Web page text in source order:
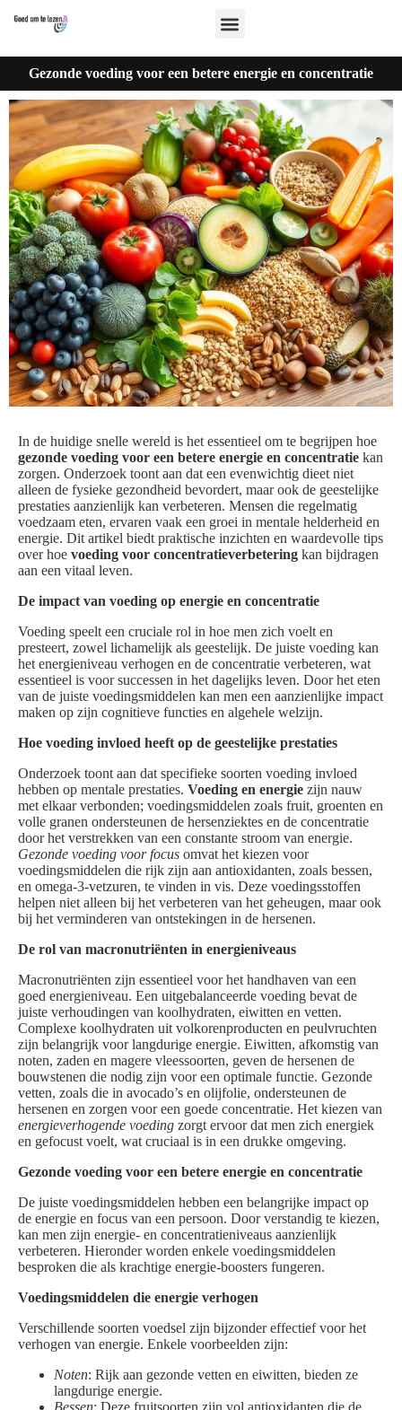
Gezonde voeding voor een betere energie en concentratie
In de huidige snelle wereld is het essentieel om te begrijpen hoe
gezonde voeding voor een betere energie en concentratie kan
zorgen. Onderzoek toont aan dat een evenwichtig dieet niet
alleen de fysieke gezondheid bevordert, maar ook de geestelijke
prestaties aanzienlijk kan verbeteren. Mensen die regelmatig
voedzaam eten, ervaren vaak een groei in mentale helderheid en
energie. Dit artikel biedt praktische inzichten en waardevolle tips
over hoe voeding voor concentratieverbetering kan bijdragen
aan een vitaal leven.
De impact van voeding op energie en concentratie
Voeding speelt een cruciale rol in hoe men zich voelt en
presteert, zowel lichamelijk als geestelijk. De juiste voeding kan
het energieniveau verhogen en de concentratie verbeteren, wat
essentieel is voor successen in het dagelijks leven. Door het eten
van de juiste voedingsmiddelen kan men een aanzienlijke impact
maken op zijn cognitieve functies en algehele welzijn.
Hoe voeding invloed heeft op de geestelijke prestaties
Onderzoek toont aan dat specifieke soorten voeding invloed
hebben op mentale prestaties. Voeding en energie zijn nauw
met elkaar verbonden; voedingsmiddelen zoals fruit, groenten en
volle granen ondersteunen de hersenziektes en de concentratie
door het verstrekken van een constante stroom van energie.
Gezonde voeding voor focus omvat het kiezen voor
voedingsmiddelen die rijk zijn aan antioxidanten, zoals bessen,
en omega-3-vetzuren, te vinden in vis. Deze voedingsstoffen
helpen niet alleen bij het verbeteren van het geheugen, maar ook
bij het verminderen van ontstekingen in de hersenen.
De rol van macronutriënten in energieniveaus
Macronutriënten zijn essentieel voor het handhaven van een
goed energieniveau. Een uitgebalanceerde voeding bevat de
juiste verhoudingen van koolhydraten, eiwitten en vetten.
Complexe koolhydraten uit volkorenproducten en peulvruchten
zijn belangrijk voor langdurige energie. Eiwitten, afkomstig van
noten, zaden en magere vleessoorten, geven de hersenen de
bouwstenen die nodig zijn voor een optimale functie. Gezonde
vetten, zoals die in avocado’s en olijfolie, ondersteunen de
hersenen en zorgen voor een goede concentratie. Het kiezen van
energieverhogende voeding zorgt ervoor dat men zich energiek
en gefocust voelt, wat cruciaal is in een drukke omgeving.
Gezonde voeding voor een betere energie en concentratie
De juiste voedingsmiddelen hebben een belangrijke impact op
de energie en focus van een persoon. Door verstandig te kiezen,
kan men zijn energie- en concentratieniveaus aanzienlijk
verbeteren. Hieronder worden enkele voedingsmiddelen
besproken die als krachtige energie-boosters fungeren.
Voedingsmiddelen die energie verhogen
Verschillende soorten voedsel zijn bijzonder effectief voor het
verhogen van energie. Enkele voorbeelden zijn:
Noten: Rijk aan gezonde vetten en eiwitten, bieden ze
langdurige energie.